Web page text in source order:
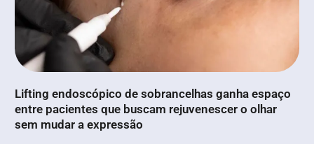
Lifting endoscópico de sobrancelhas ganha espaço
entre pacientes que buscam rejuvenescer o olhar
sem mudar a expressão